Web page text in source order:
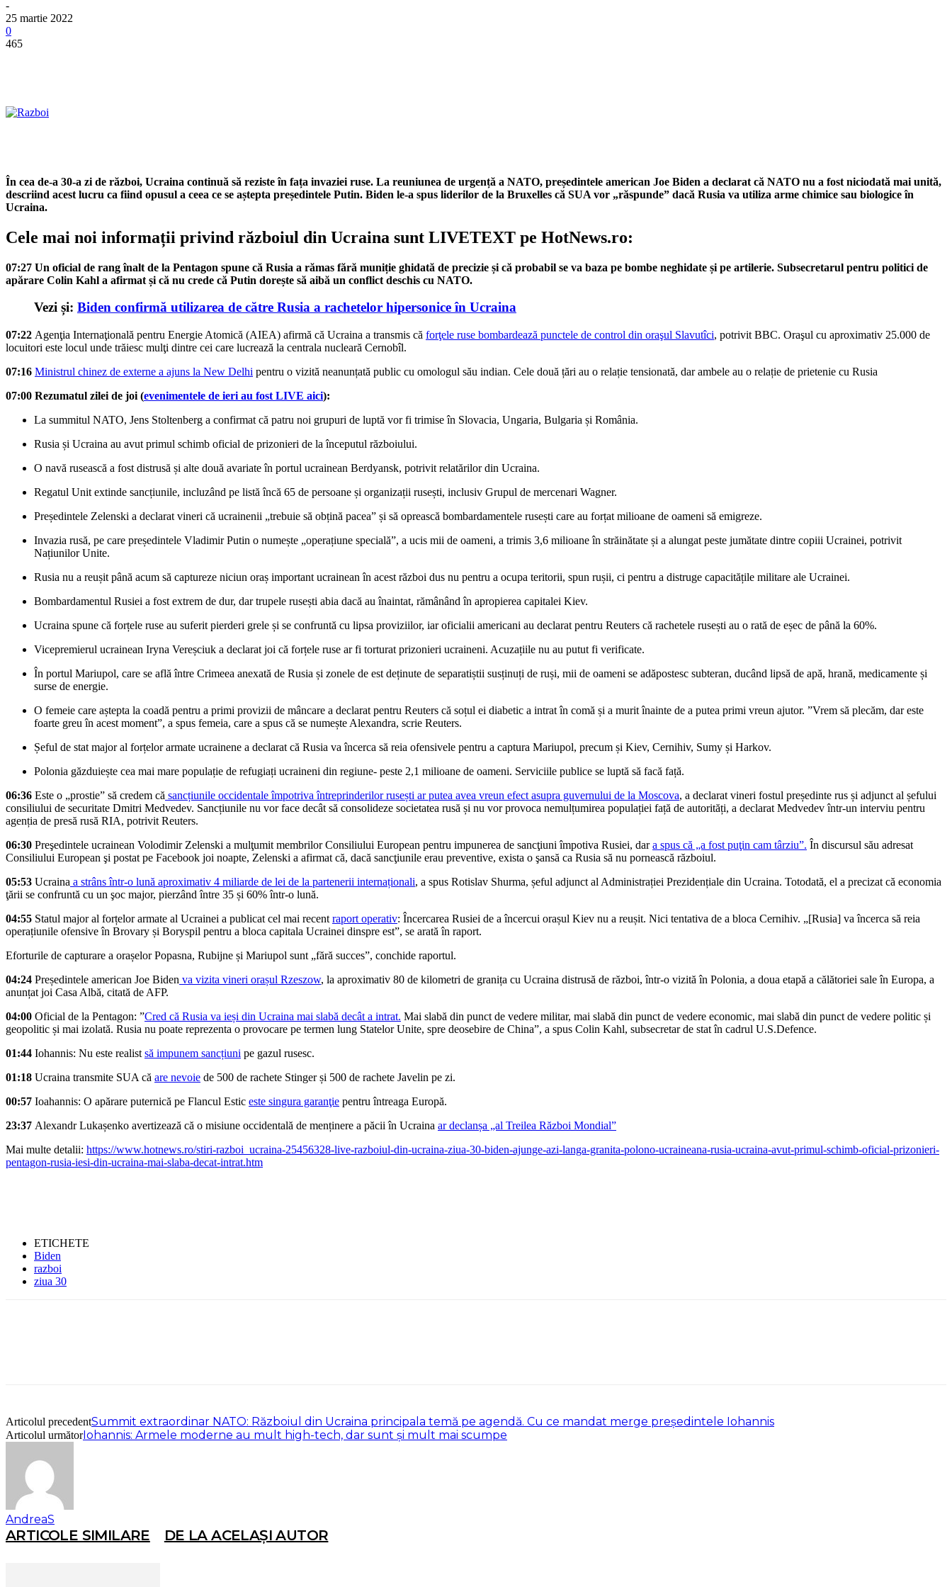
-
25 martie 2022
0
465
În cea de-a 30-a zi de război, Ucraina continuă să reziste în fața invaziei ruse. La reuniunea de urgență a NATO, președintele american Joe Biden a declarat că NATO nu a fost niciodată mai unită,
descriind acest lucru ca fiind opusul a ceea ce se aștepta președintele Putin. Biden le-a spus liderilor de la Bruxelles că SUA vor „răspunde” dacă Rusia va utiliza arme chimice sau biologice în
Ucraina.
Cele mai noi informații privind războiul din Ucraina sunt LIVETEXT pe HotNews.ro:
07:27 Un oficial de rang înalt de la Pentagon spune că Rusia a rămas fără muniție ghidată de precizie și că probabil se va baza pe bombe neghidate și pe artilerie. Subsecretarul pentru politici de
apărare Colin Kahl a afirmat și că nu crede că Putin dorește să aibă un conflict deschis cu NATO.
Vezi și: Biden confirmă utilizarea de către Rusia a rachetelor hipersonice în Ucraina
07:22 Agenţia Internaţională pentru Energie Atomică (AIEA) afirmă că Ucraina a transmis că forţele ruse bombardează punctele de control din oraşul Slavutîci, potrivit BBC. Oraşul cu aproximativ 25.000 de
locuitori este locul unde trăiesc mulţi dintre cei care lucrează la centrala nucleară Cernobîl.
07:16 Ministrul chinez de externe a ajuns la New Delhi pentru o vizită neanunțată public cu omologul său indian. Cele două țări au o relație tensionată, dar ambele au o relație de prietenie cu Rusia
07:00 Rezumatul zilei de joi (evenimentele de ieri au fost LIVE aici):
La summitul NATO, Jens Stoltenberg a confirmat că patru noi grupuri de luptă vor fi trimise în Slovacia, Ungaria, Bulgaria și România.
Rusia și Ucraina au avut primul schimb oficial de prizonieri de la începutul războiului.
O navă rusească a fost distrusă și alte două avariate în portul ucrainean Berdyansk, potrivit relatărilor din Ucraina.
Regatul Unit extinde sancțiunile, incluzând pe listă încă 65 de persoane și organizații rusești, inclusiv Grupul de mercenari Wagner.
Președintele Zelenski a declarat vineri că ucrainenii „trebuie să obțină pacea” și să oprească bombardamentele rusești care au forțat milioane de oameni să emigreze.
Invazia rusă, pe care președintele Vladimir Putin o numește „operațiune specială”, a ucis mii de oameni, a trimis 3,6 milioane în străinătate și a alungat peste jumătate dintre copiii Ucrainei, potrivit
Națiunilor Unite.
Rusia nu a reușit până acum să captureze niciun oraș important ucrainean în acest război dus nu pentru a ocupa teritorii, spun rușii, ci pentru a distruge capacitățile militare ale Ucrainei.
Bombardamentul Rusiei a fost extrem de dur, dar trupele rusești abia dacă au înaintat, rămânând în apropierea capitalei Kiev.
Ucraina spune că forțele ruse au suferit pierderi grele și se confruntă cu lipsa proviziilor, iar oficialii americani au declarat pentru Reuters că rachetele rusești au o rată de eșec de până la 60%.
Vicepremierul ucrainean Iryna Vereșciuk a declarat joi că forțele ruse ar fi torturat prizonieri ucraineni. Acuzațiile nu au putut fi verificate.
În portul Mariupol, care se află între Crimeea anexată de Rusia și zonele de est deținute de separatiștii susținuți de ruși, mii de oameni se adăpostesc subteran, ducând lipsă de apă, hrană, medicamente și
surse de energie.
O femeie care aștepta la coadă pentru a primi provizii de mâncare a declarat pentru Reuters că soțul ei diabetic a intrat în comă și a murit înainte de a putea primi vreun ajutor. ”Vrem să plecăm, dar este
foarte greu în acest moment”, a spus femeia, care a spus că se numește Alexandra, scrie Reuters.
Șeful de stat major al forțelor armate ucrainene a declarat că Rusia va încerca să reia ofensivele pentru a captura Mariupol, precum și Kiev, Cernihiv, Sumy și Harkov.
Polonia găzduiește cea mai mare populație de refugiați ucraineni din regiune- peste 2,1 milioane de oameni. Serviciile publice se luptă să facă față.
06:36 Este o „prostie” să credem că sancțiunile occidentale împotriva întreprinderilor rusești ar putea avea vreun efect asupra guvernului de la Moscova, a declarat vineri fostul președinte rus și adjunct al șefului
consiliului de securitate Dmitri Medvedev. Sancțiunile nu vor face decât să consolideze societatea rusă și nu vor provoca nemulțumirea populației față de autorități, a declarat Medvedev într-un interviu pentru
agenția de presă rusă RIA, potrivit Reuters.
06:30 Preşedintele ucrainean Volodimir Zelenski a mulţumit membrilor Consiliului European pentru impunerea de sancţiuni împotiva Rusiei, dara spus că „a fost puţin cam târziu”. În discursul său adresat
Consiliului European şi postat pe Facebook joi noapte, Zelenski a afirmat că, dacă sancţiunile erau preventive, exista o şansă ca Rusia să nu pornească războiul.
05:53 Ucraina a strâns într-o lună aproximativ 4 miliarde de lei de la partenerii internaționali, a spus Rotislav Shurma, șeful adjunct al Administrației Prezidențiale din Ucraina. Totodată, el a precizat că economia
ţării se confruntă cu un şoc major, pierzând între 35 și 60% într-o lună.
04:55 Statul major al forțelor armate al Ucrainei a publicat cel mai recent raport operativ: Încercarea Rusiei de a încercui orașul Kiev nu a reușit. Nici tentativa de a bloca Cernihiv. „[Rusia] va încerca să reia
operațiunile ofensive în Brovary și Boryspil pentru a bloca capitala Ucrainei dinspre est”, se arată în raport.
Eforturile de capturare a orașelor Popasna, Rubijne și Mariupol sunt „fără succes”, conchide raportul.
04:24 Președintele american Joe Biden va vizita vineri orașul Rzeszow, la aproximativ 80 de kilometri de granița cu Ucraina distrusă de război, într-o vizită în Polonia, a doua etapă a călătoriei sale în Europa, a
anunțat joi Casa Albă, citată de AFP.
04:00 Oficial de la Pentagon: ”Cred că Rusia va ieși din Ucraina mai slabă decât a intrat. Mai slabă din punct de vedere militar, mai slabă din punct de vedere economic, mai slabă din punct de vedere politic și
geopolitic și mai izolată. Rusia nu poate reprezenta o provocare pe termen lung Statelor Unite, spre deosebire de China”, a spus Colin Kahl, subsecretar de stat în cadrul U.S.Defence.
01:44 Iohannis: Nu este realist să impunem sancțiuni pe gazul rusesc.
01:18 Ucraina transmite SUA că are nevoie de 500 de rachete Stinger și 500 de rachete Javelin pe zi.
00:57 Ioahannis: O apărare puternică pe Flancul Estic este singura garanţie pentru întreaga Europă.
23:37 Alexandr Lukașenko avertizează că o misiune occidentală de menținere a păcii în Ucraina ar declanșa „al Treilea Război Mondial”
Mai multe detalii: https://www.hotnews.ro/stiri-razboi_ucraina-25456328-live-razboiul-din-ucraina-ziua-30-biden-ajunge-azi-langa-granita-polono-ucraineana-rusia-ucraina-avut-primul-schimb-oficial-prizonieri-
pentagon-rusia-iesi-din-ucraina-mai-slaba-decat-intrat.htm
ETICHETE
Biden
razboi
ziua 30
Articolul precedentSummit extraordinar NATO: Războiul din Ucraina principala temă pe agendă. Cu ce mandat merge președintele Iohannis
Articolul următorIohannis: Armele moderne au mult high-tech, dar sunt și mult mai scumpe
AndreaS
ARTICOLE SIMILARE DE LA ACELAȘI AUTOR